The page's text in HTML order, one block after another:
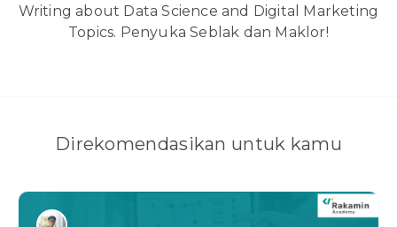
Writing about Data Science and Digital Marketing
Topics. Penyuka Seblak dan Maklor!
Direkomendasikan untuk kamu